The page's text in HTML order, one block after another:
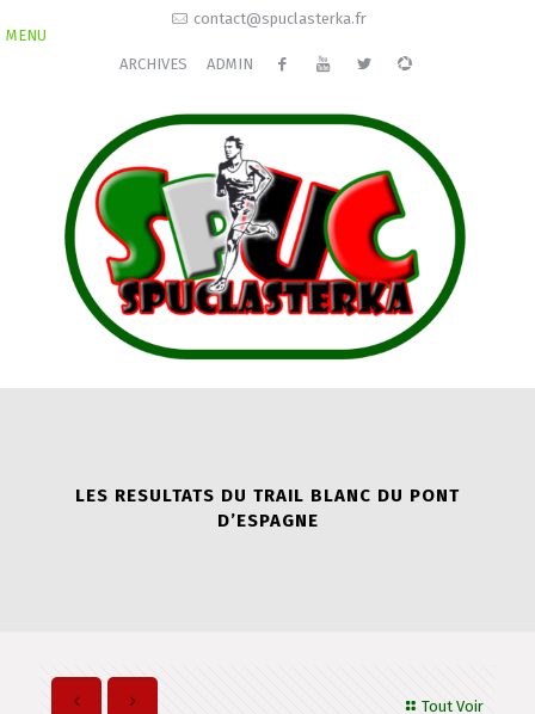
contact@spuclasterka.fr
ARCHIVES ADMIN
MENU
LES RESULTATS DU TRAIL BLANC DU PONT
D’ESPAGNE
Tout Voir